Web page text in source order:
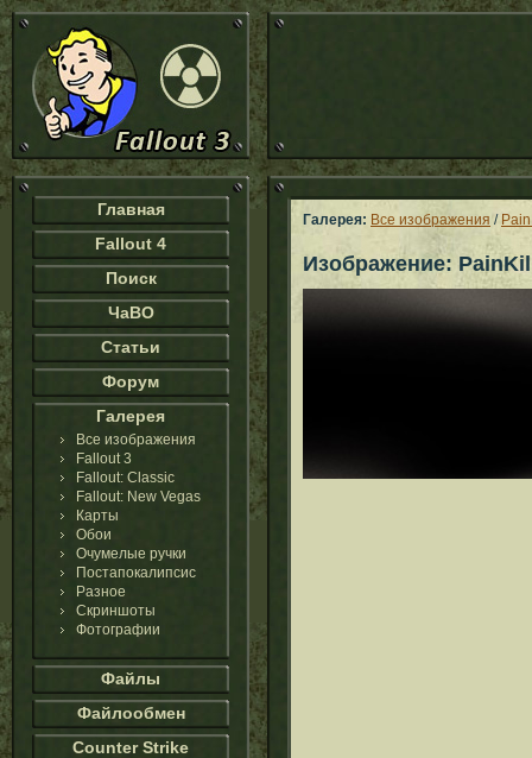
Главная
Fallout 4
Поиск
ЧаВО
Статьи
Форум
Галерея
Все изображения
Fallout 3
Fallout: Classic
Fallout: New Vegas
Карты
Обои
Очумелые ручки
Постапокалипсис
Разное
Скриншоты
Фотографии
Файлы
Файлообмен
Counter Strike
Галерея: Все изображения /
Изображение: